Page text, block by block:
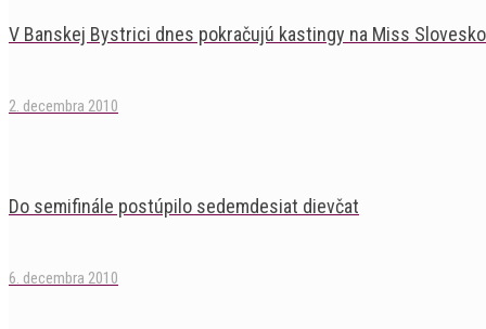
V Banskej Bystrici dnes pokračujú kastingy na Miss
2. decembra 2010
Do semifinále postúpilo sedemdesiat dievčat
6. decembra 2010